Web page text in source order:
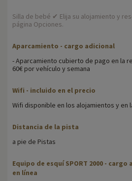
Silla de bebé ✔ Elija su alojamiento y
página Opciones.
Aparcamiento - cargo adicional
- Aparcamiento cubierto de pago en la
60€ por vehículo y semana
Wifi - incluido en el precio
Wifi disponible en los alojamientos y en
Distancia de la pista
a pie de Pistas
Equipo de esquí SPORT 2000 -
en línea